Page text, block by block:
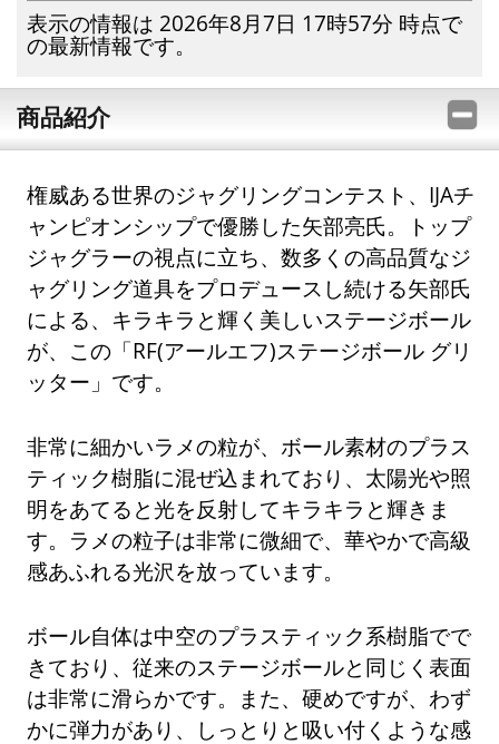
表示の情報は 2026年8月7日 17時57分 時点で
の最新情報です。
商品紹介
権威ある世界のジャグリングコンテスト、IJAチ
ャンピオンシップで優勝した矢部亮氏。トップ
ジャグラーの視点に立ち、数多くの高品質なジ
ャグリング道具をプロデュースし続ける矢部氏
による、キラキラと輝く美しいステージボール
が、この「RF(アールエフ)ステージボール グリ
ッター」です。
非常に細かいラメの粒が、ボール素材のプラス
ティック樹脂に混ぜ込まれており、太陽光や照
明をあてると光を反射してキラキラと輝きま
す。ラメの粒子は非常に微細で、華やかで高級
感あふれる光沢を放っています。
ボール自体は中空のプラスティック系樹脂でで
きており、従来のステージボールと同じく表面
は非常に滑らかです。また、硬めですが、わず
かに弾力があり、しっとりと吸い付くような感